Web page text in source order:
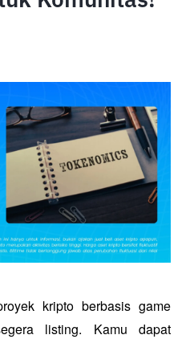
kripto berbasis game
listing. Kamu dapat